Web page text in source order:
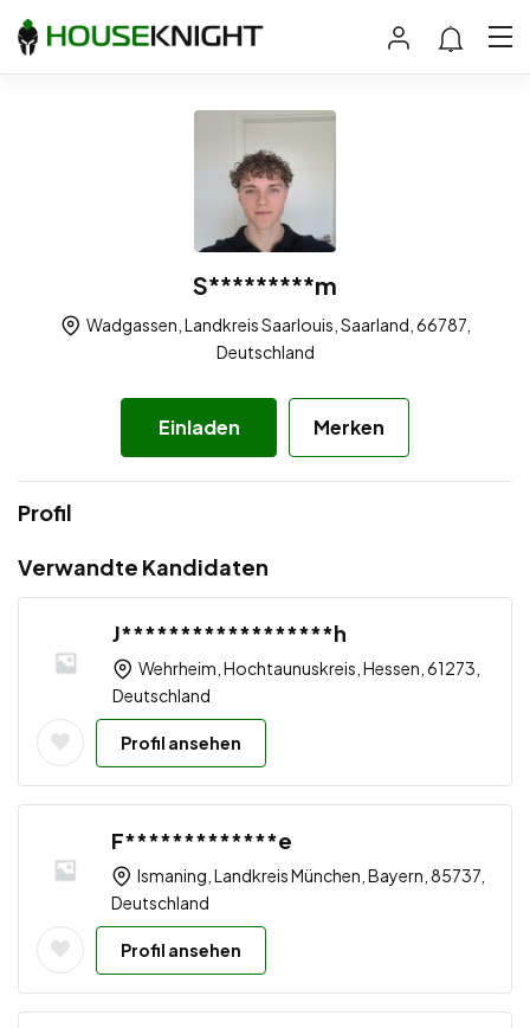
S*********m
Wadgassen, Landkreis Saarlouis, Saarland, 66787,
Deutschland
Einladen Merken
Profil
Verwandte Kandidaten
J******************h
Wehrheim, Hochtaunuskreis, Hessen, 61273,
Deutschland
Profil ansehen
F*************e
Ismaning, Landkreis München, Bayern, 85737,
Deutschland
Profil ansehen